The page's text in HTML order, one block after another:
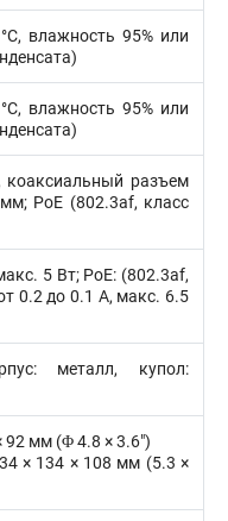
влажность 95% или
влажность 95% или
коаксиальный разъем
PoE (802.3af, класс
5 Вт; PoE: (802.3af,
0.2 до 0.1 A, макс. 6.5
металл, купол:
мм (Φ 4.8 × 3.6″)
× 134 × 108 мм (5.3 ×